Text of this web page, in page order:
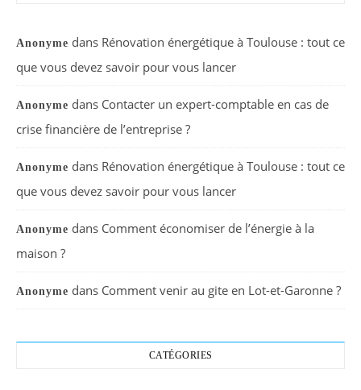
Anonyme dans Rénovation énergétique à Toulouse : tout ce
que vous devez savoir pour vous lancer
Anonyme dans Contacter un expert-comptable en cas de
crise financière de l’entreprise ?
Anonyme dans Rénovation énergétique à Toulouse : tout ce
que vous devez savoir pour vous lancer
Anonyme dans Comment économiser de l’énergie à la
maison ?
Anonyme dans Comment venir au gite en Lot-et-Garonne ?
CATÉGORIES